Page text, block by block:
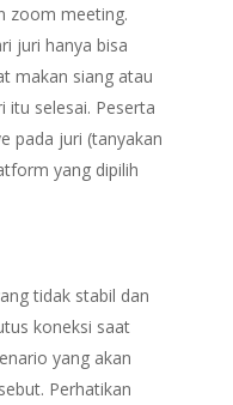
zoom meeting.
juri hanya bisa
makan siang atau
itu selesai. Peserta
pada juri (tanyakan
yang dipilih
tidak stabil dan
koneksi saat
yang akan
Perhatikan